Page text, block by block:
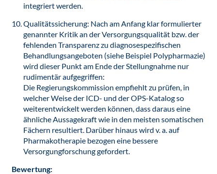
integriert werden.
Qualitätssicherung: Nach am Anfang klar formulierter
genannter Kritik an der Versorgungsqualität bzw. der
fehlenden Transparenz zu diagnosespezifischen
Behandlungsangeboten (siehe Beispiel Polypharmazie)
wird dieser Punkt am Ende der Stellungnahme nur
rudimentär aufgegriffen:
Die Regierungskommission empfiehlt zu prüfen, in
welcher Weise der ICD- und der OPS-Katalog so
weiterentwickelt werden können, dass daraus eine
ähnliche Aussagekraft wie in den meisten somatischen
Fächern resultiert. Darüber hinaus wird v. a. auf
Pharmakotherapie bezogen eine bessere
Versorgungforschung gefordert.
Bewertung: